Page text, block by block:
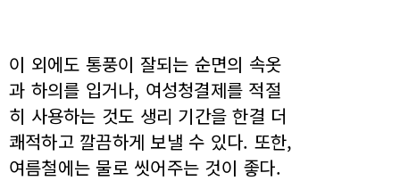
이 외에도 통풍이 잘되는 순면의 속옷
과 하의를 입거나, 여성청결제를 적절
히 사용하는 것도 생리 기간을 한결 더
쾌적하고 깔끔하게 보낼 수 있다. 또한,
여름철에는 물로 씻어주는 것이 좋다.